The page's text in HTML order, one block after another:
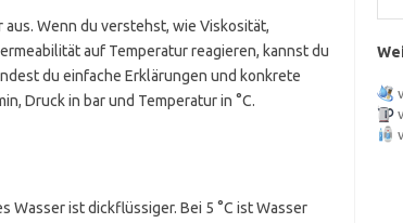
Wenn du verstehst, wie Viskosität,
auf Temperatur reagieren, kannst du
du einfache Erklärungen und konkrete
Druck in bar und Temperatur in °C.
Wasser ist dickflüssiger. Bei 5 °C ist Wasser